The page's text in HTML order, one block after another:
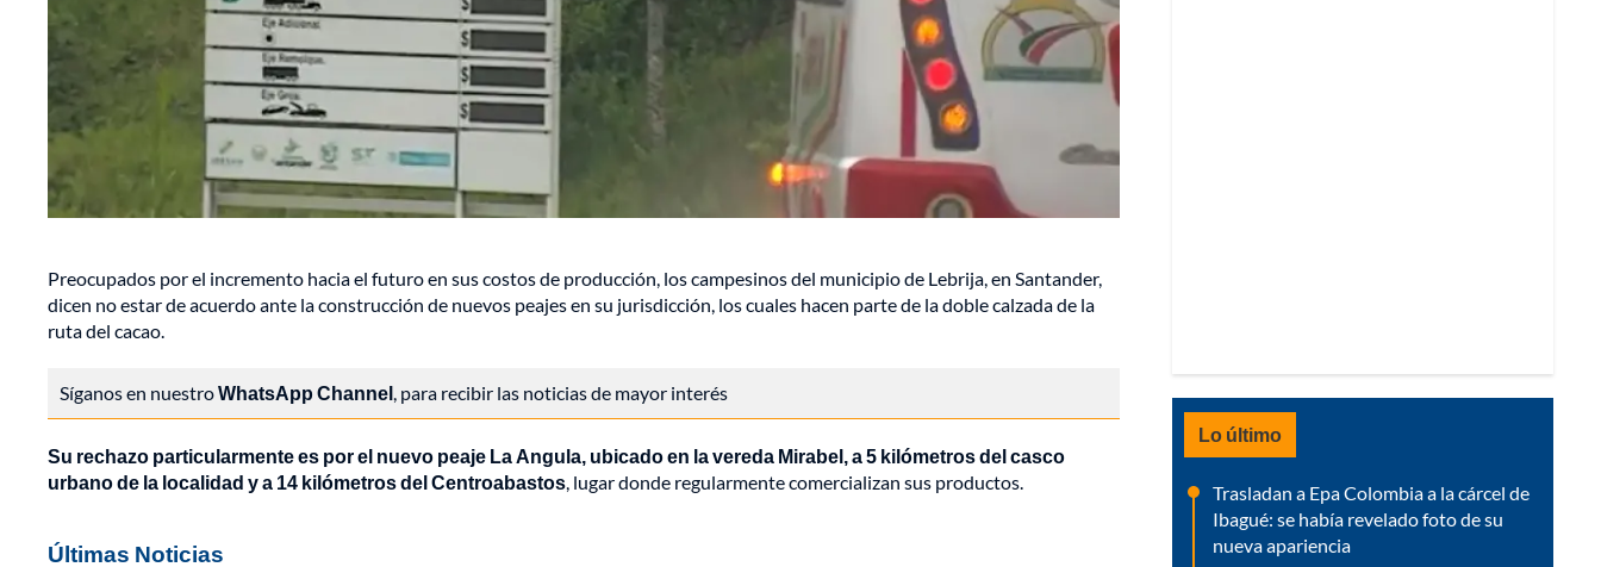
Preocupados por el incremento hacia el futuro en sus costos de producción, los campesinos del municipio de Lebrija, en Santander,
dicen no estar de acuerdo ante la construcción de nuevos peajes en su jurisdicción, los cuales hacen parte de la doble calzada de la
ruta del cacao.
Síganos en nuestroWhatsApp Channel, para recibir las noticias de mayor interés
Su rechazo particularmente es por el nuevo peaje La Angula, ubicado en la vereda Mirabel, a 5 kilómetros del casco
urbano de la localidad y a 14 kilómetros del Centroabastos, lugar donde regularmente comercializan sus productos.
Últimas Noticias
Lo último
Trasladan a Epa Colombia a la cárcel de
Ibagué: se había revelado foto de su
nueva apariencia